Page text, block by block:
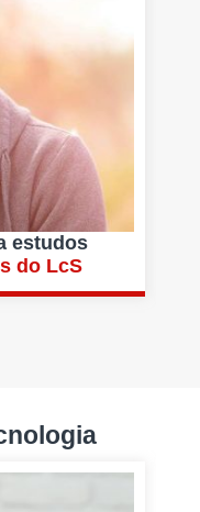
estudos
do LcS